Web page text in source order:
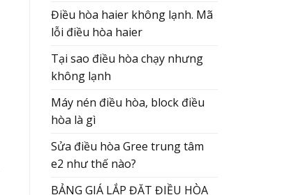
Điều hòa haier không lạnh. Mã
lỗi điều hòa haier
Tại sao điều hòa chạy nhưng
không lạnh
Máy nén điều hòa, block điều
hòa là gì
Sửa điều hòa Gree trung tâm
e2 như thế nào?
BẢNG GIÁ LẮP ĐẶT ĐIỀU HÒA